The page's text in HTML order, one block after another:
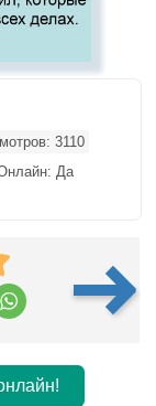
3110
Да